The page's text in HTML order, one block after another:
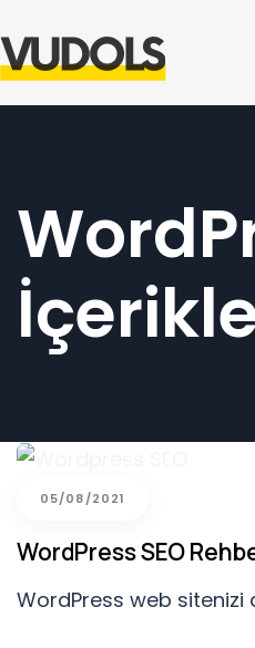
05/08/2021
WordPress SEO
WordPress web sitenizi